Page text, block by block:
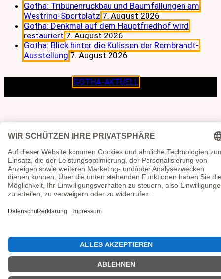
Gotha: Tribünenrückbau und Baumfällungen am
Westring-Sportplatz 7. August 2026
Gotha: Denkmal auf dem Hauptfriedhof wird
restauriert 7. August 2026
Gotha: Blick hinter die Kulissen der Rembrandt-
Ausstellung 7. August 2026
GOTHA-AKTUELL
Lokalen verpflichtet.